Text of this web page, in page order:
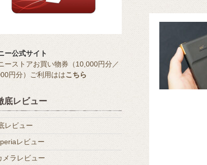
ー公式サイト
ーストアお買い物券（10,000円分／
円分）ご利用ははこちら
底レビュー
レビュー
レビュー
メラレビュー